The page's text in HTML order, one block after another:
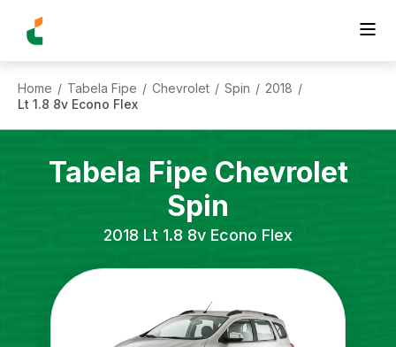
Home / Tabela Fipe / Chevrolet / Spin / 2018 /
Lt 1.8 8v Econo Flex
Tabela Fipe Chevrolet
Spin
2018 Lt 1.8 8v Econo Flex